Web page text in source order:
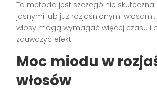
Ta metoda jest szczególnie
jasnymi lub już rozjaśnionymi
włosy mogą wymagać więcej czasu i
zauważyć efekt.
Moc miodu w
włosów